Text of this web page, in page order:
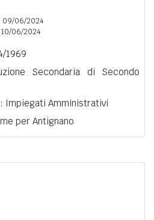
09/06/2024
10/06/2024
1969
Secondaria di Secondo
Impiegati Amministrativi
per Antignano